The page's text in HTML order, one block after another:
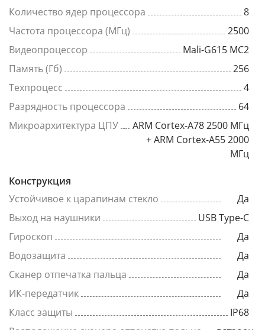
Количество ядер процессора
8
Частота процессора (МГц)
2500
Видеопроцессор
Mali-G615 MC2
Память (Гб)
256
Техпроцесс
4
Разрядность процессора
64
Микроархитектура ЦПУ
ARM Cortex-A78 2500 МГц
+ ARM Cortex-A55 2000
МГц
Конструкция
Устойчивое к царапинам стекло
Да
Выход на наушники
USB Type-C
Гироскоп
Да
Водозащита
Да
Сканер отпечатка пальца
Да
ИК-передатчик
Да
Класс защиты
IP68